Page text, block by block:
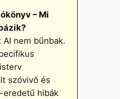
– Mi
AI nem bűnbak.
szóvivő és
eredetű hibák